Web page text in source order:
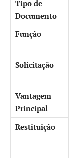
Tipo de
Documento
Função
Solicitação
Vantagem
Principal
Restituição